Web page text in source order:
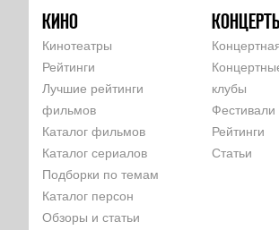
КИНО
Кинотеатры
Рейтинги
Лучшие рейтинги
фильмов
Каталог фильмов
Каталог сериалов
Подборки по темам
Каталог персон
Обзоры и статьи
клубы
Фестивали
Рейтинги
Статьи